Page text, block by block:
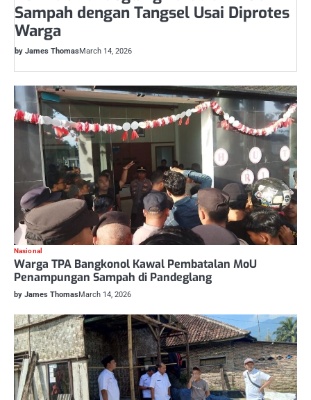
Sampah dengan Tangsel Usai Diprotes
Warga
by James ThomasMarch 14, 2026
Nasional
Warga TPA Bangkonol Kawal Pembatalan MoU
Penampungan Sampah di Pandeglang
by James ThomasMarch 14, 2026